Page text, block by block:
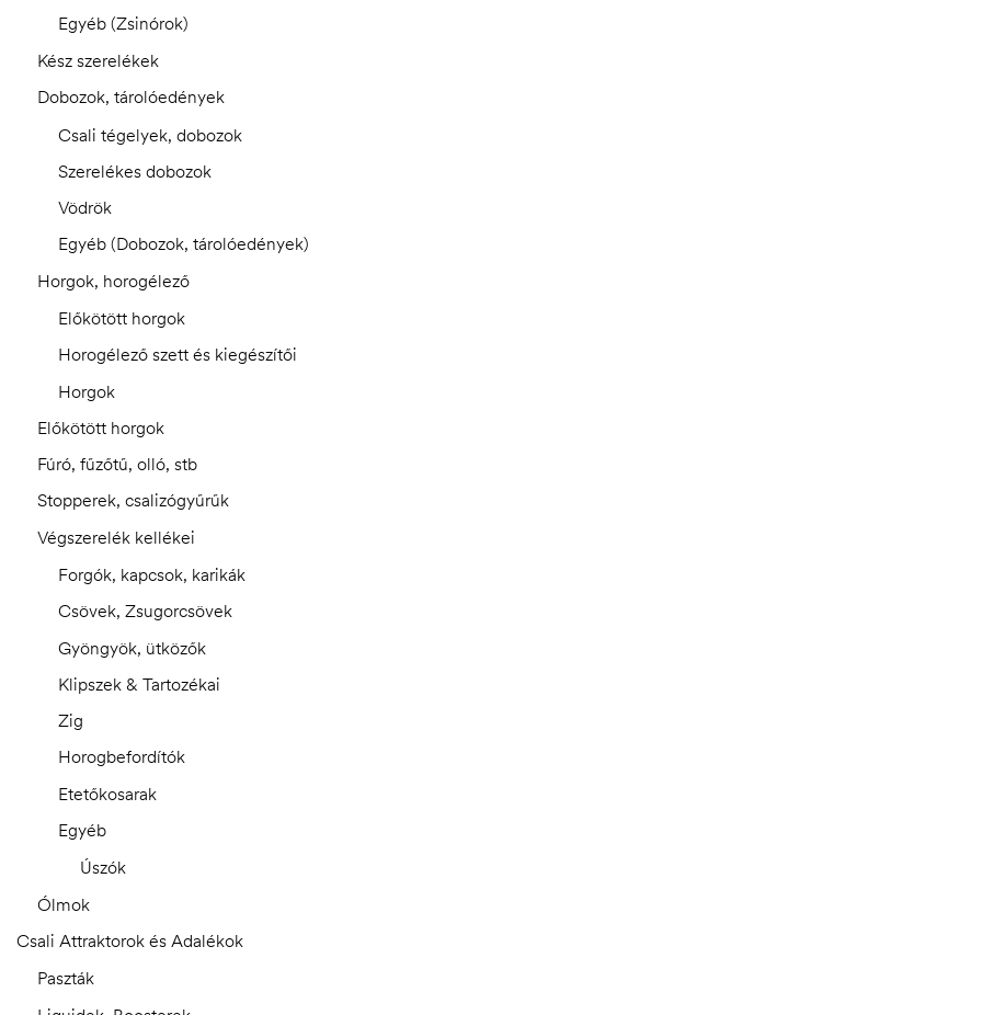
Egyéb (Zsinórok)
Kész szerelékek
Dobozok, tárolóedények
Csali tégelyek, dobozok
Szerelékes dobozok
Vödrök
Egyéb (Dobozok, tárolóedények)
Horgok, horogélező
Előkötött horgok
Horogélező szett és kiegészítői
Horgok
Előkötött horgok
Fúró, fűzőtű, olló, stb
Stopperek, csalizógyűrűk
Végszerelék kellékei
Forgók, kapcsok, karikák
Csövek, Zsugorcsövek
Gyöngyök, ütközők
Klipszek & Tartozékai
Zig
Horogbefordítók
Etetőkosarak
Egyéb
Úszók
Ólmok
Csali Attraktorok és Adalékok
Paszták